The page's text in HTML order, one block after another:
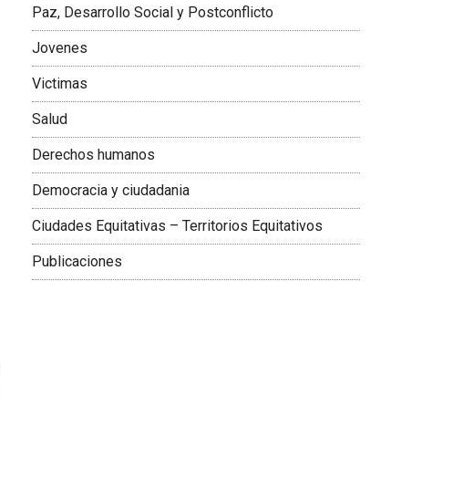
Paz, Desarrollo Social y Postconflicto
Jovenes
Victimas
Salud
Derechos humanos
Democracia y ciudadania
Ciudades Equitativas – Territorios Equitativos
Publicaciones